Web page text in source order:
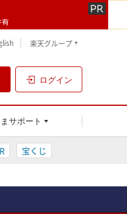
楽天グループ
ログイン
サポート
宝くじ